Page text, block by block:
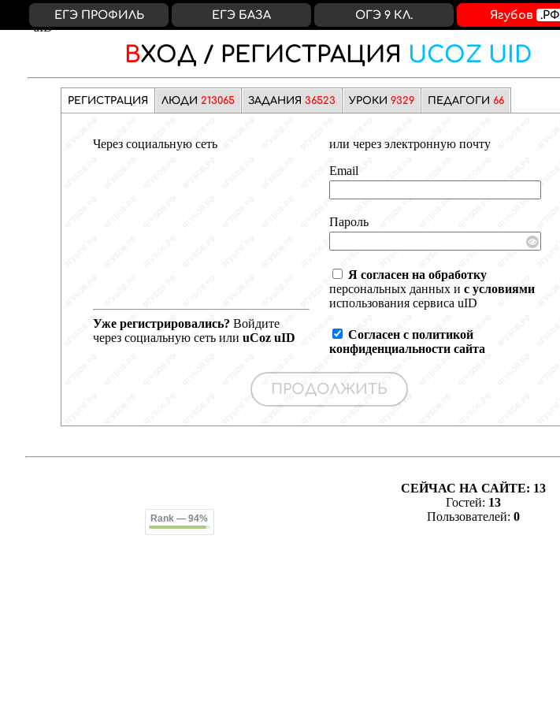
ВХОД / РЕГИСТРАЦИЯ UCOZ UID
РЕГИСТРАЦИЯ ЛЮДИ 213065 ЗАДАНИЯ 36523 УРОКИ 9329 ПЕДАГОГИ 66
Через социальную сеть
ВКонтакте
Яндекс
Google
Facebook
uCoz
uID
Уже регистрировались? Войдите
через социальную сеть или uCoz uID
или через электронную почту
Email
Пароль
Я согласен на обработку
персональных данных и с условиями
использования сервиса uID
Согласен с политикой
конфиденциальности сайта
ЕГЭ ПРОФИЛЬ ЕГЭ БАЗА ОГЭ 9 КЛ. Ягубов .РФ
Rank — 94%
СЕЙЧАС НА САЙТЕ: 13
Гостей: 13
Пользователей: 0